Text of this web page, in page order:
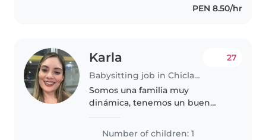
PEN 8.50/hr
Karla
Babysitting job in Chiclayo
27
Somos una familia muy
dinámica, tenemos un buen
Number of children: 1